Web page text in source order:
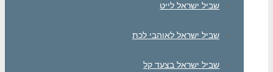
שביל ישראל לייט
שביל ישראל לאוהבי לכת
שביל ישראל בצעד קל